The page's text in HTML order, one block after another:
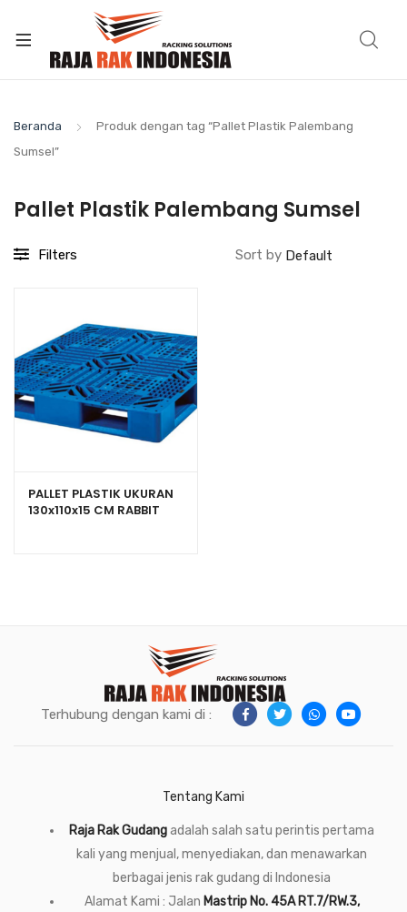
Beranda
Produk dengan tag “Pallet Plastik Palembang
Sumsel”
Pallet Plastik Palembang Sumsel
Filters Sort by
PALLET PLASTIK UKURAN
130x110x15 CM RABBIT
Terhubung dengan kami di :
Tentang Kami
Raja Rak Gudangadalah salah satu perintis pertama
kali yang menjual, menyediakan, dan menawarkan
berbagai jenis rak gudang di Indonesia
Alamat Kami : Jalan Mastrip No. 45A RT.7/RW.3,